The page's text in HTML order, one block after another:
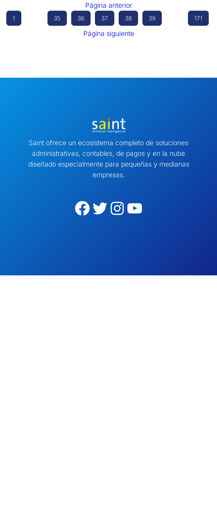
Página anterior
1 35 36 37 38 39 171
Página siguiente
Saint ofrece un ecosistema completo de soluciones
administrativas, contables, de pagos y en la nube
diseñado especialmente para pequeñas y medianas
empresas.
Facebook Twitter Instagram YouTube